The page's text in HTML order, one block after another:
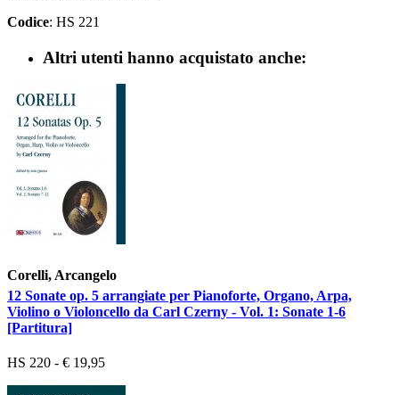
Codice: HS 221
Altri utenti hanno acquistato anche:
Corelli, Arcangelo
12 Sonate op. 5 arrangiate per Pianoforte, Organo, Arpa,
Violino o Violoncello da Carl Czerny - Vol. 1: Sonate 1-6
[Partitura]
HS 220 - € 19,95